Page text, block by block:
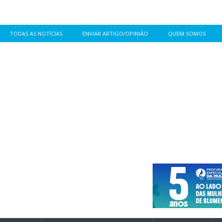
TODAS AS NOTÍCIAS ENVIAR ARTIGO/OPINIÃO QUEM SOMOS